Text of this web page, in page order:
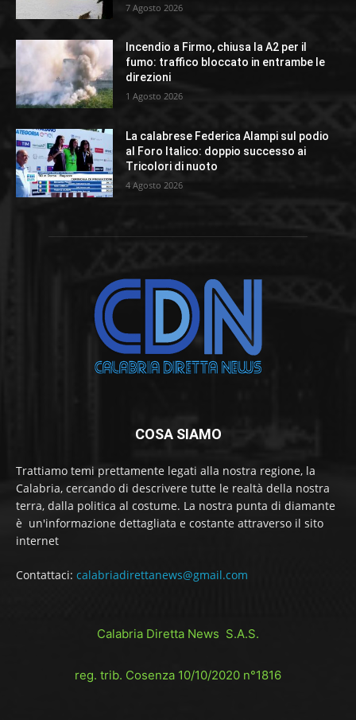
7 Agosto 2026
Incendio a Firmo, chiusa la A2 per il
fumo: traffico bloccato in entrambe le
direzioni
1 Agosto 2026
La calabrese Federica Alampi sul podio
al Foro Italico: doppio successo ai
Tricolori di nuoto
4 Agosto 2026
COSA SIAMO
Trattiamo temi prettamente legati alla nostra regione, la
Calabria, cercando di descrivere tutte le realtà della nostra
terra, dalla politica al costume. La nostra punta di diamante
è un'informazione dettagliata e costante attraverso il sito
internet
Contattaci: calabriadirettanews@gmail.com
Calabria Diretta News S.A.S.
reg. trib. Cosenza 10/10/2020 n°1816